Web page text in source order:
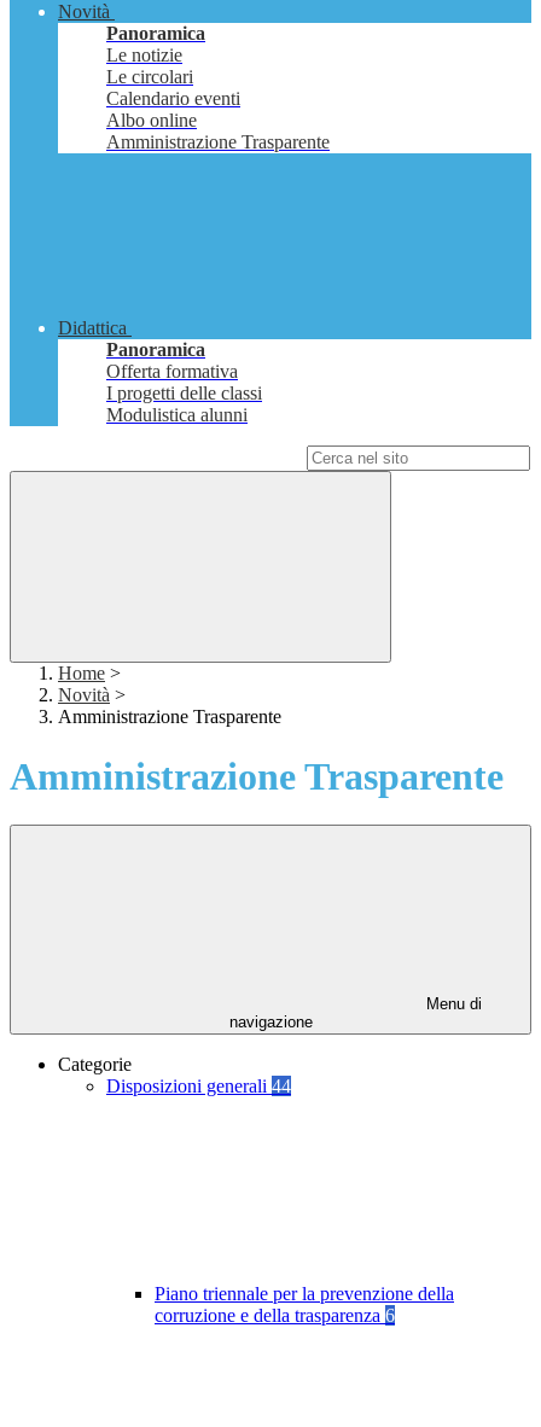
Novità
Panoramica
Le notizie
Le circolari
Calendario eventi
Albo online
Amministrazione Trasparente
Didattica
Panoramica
Offerta formativa
I progetti delle classi
Modulistica alunni
Home >
Novità >
Amministrazione Trasparente
Amministrazione Trasparente
Menu di
navigazione
Categorie
Disposizioni generali 44
Piano triennale per la prevenzione della
corruzione e della trasparenza 6